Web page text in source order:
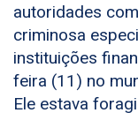
autoridades
criminosa
instituições
feira (11) no
Ele estava